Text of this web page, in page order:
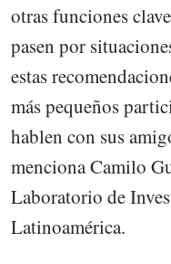
otras funciones
pasen por
estas
más pequeños
hablen con sus
menciona Camilo
Laboratorio de
Latinoamérica.